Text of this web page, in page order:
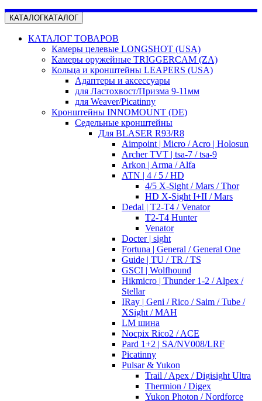
КАТАЛОГКАТАЛОГ
КАТАЛОГ ТОВАРОВ
Камеры целевые LONGSHOT (USA)
Камеры оружейные TRIGGERCAM (ZA)
Кольца и кронштейны LEAPERS (USA)
Адаптеры и аксессуары
для Ластохвост/Призма 9-11мм
для Weaver/Picatinny
Кронштейны INNOMOUNT (DE)
Седельные кронштейны
Для BLASER R93/R8
Aimpoint | Micro / Acro | Holosun
Archer TVT | tsa-7 / tsa-9
Arkon | Arma / Alfa
ATN | 4 / 5 / HD
4/5 X-Sight / Mars / Thor
HD X-Sight I+II / Mars
Dedal | T2-T4 / Venator
T2-T4 Hunter
Venator
Docter | sight
Fortuna | General / General One
Guide | TU / TR / TS
GSCI | Wolfhound
Hikmicro | Thunder 1-2 / Alpex /
Stellar
IRay | Geni / Rico / Saim / Tube /
XSight / MAH
LM шина
Nocpix Rico2 / ACE
Pard 1+2 | SA/NV008/LRF
Picatinny
Pulsar & Yukon
Trail / Apex / Digisight Ultra
Thermion / Digex
Yukon Photon / Nordforce